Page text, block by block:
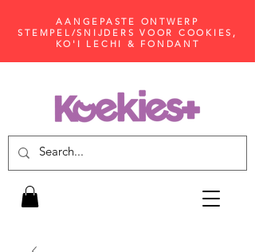
AANGEPASTE ONTWERP
STEMPEL/SNIJDERS VOOR COOKIES,
KO'I LECHI & FONDANT